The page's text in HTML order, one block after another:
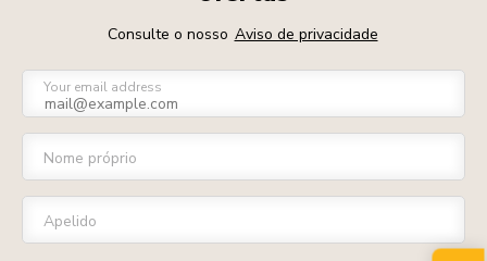
Consulte o nosso Aviso de privacidade
Your email address
Nome próprio
Apelido